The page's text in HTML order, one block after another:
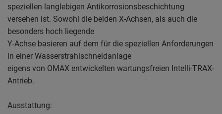
speziellen langlebigen Antikorrosionsbeschichtung
versehen ist. Sowohl die beiden X-Achsen, als auch die
besonders hoch liegende
Y-Achse basieren auf dem für die speziellen Anforderungen
in einer Wasserstrahlschneidanlage
eigens von OMAX entwickelten wartungsfreien Intelli-TRAX-
Antrieb.
Ausstattung: